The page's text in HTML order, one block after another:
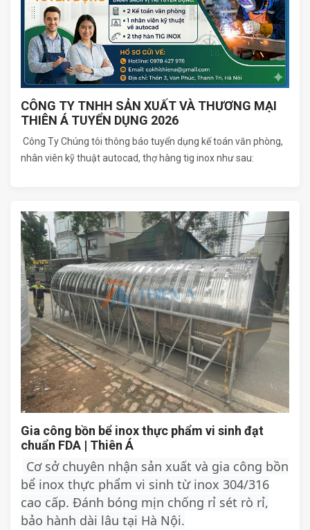
CÔNG TY TNHH SẢN XUẤT VÀ THƯƠNG MẠI
THIÊN Á TUYỂN DỤNG 2026
Công Ty Chúng tôi thông báo tuyển dụng kế toán văn phòng,
nhân viên kỹ thuật autocad, thợ hàng tig inox như sau:
Gia công bồn bể inox thực phẩm vi sinh đạt
chuẩn FDA | Thiên Á
Cơ sở chuyên nhận sản xuất và gia công bồn
bể inox thực phẩm vi sinh từ inox 304/316
cao cấp. Đánh bóng mịn chống rỉ sét rò rỉ,
bảo hành dài lâu tại Hà Nội.